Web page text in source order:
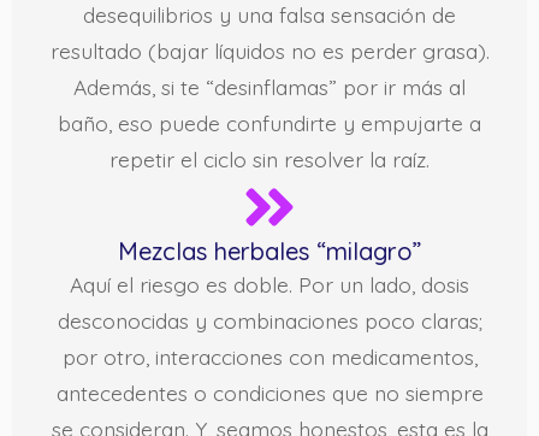
desequilibrios y una falsa sensación de
resultado (bajar líquidos no es perder grasa).
Además, si te “desinflamas” por ir más al
baño, eso puede confundirte y empujarte a
repetir el ciclo sin resolver la raíz.
Mezclas herbales “milagro”
Aquí el riesgo es doble. Por un lado, dosis
desconocidas y combinaciones poco claras;
por otro, interacciones con medicamentos,
antecedentes o condiciones que no siempre
se consideran. Y, seamos honestos, esta es la